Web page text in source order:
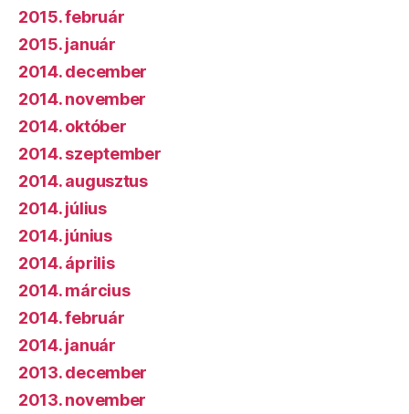
2015. február
2015. január
2014. december
2014. november
2014. október
2014. szeptember
2014. augusztus
2014. július
2014. június
2014. április
2014. március
2014. február
2014. január
2013. december
2013. november